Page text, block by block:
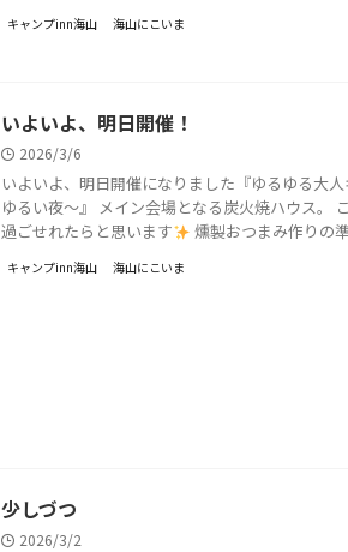
キャンプinn海山 海山にこいま
いよいよ、明日開催！
2026/3/6
いよいよ、明日開催になりました『ゆるゆる大
ゆるい夜～』 メイン会場となる炭火焼ハウス。
過ごせれたらと思います
燻製おつまみ作りの
キャンプinn海山 海山にこいま
少しづつ
2026/3/2